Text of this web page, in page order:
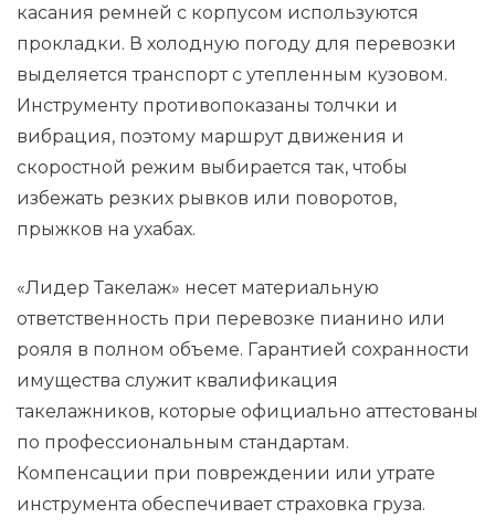
касания ремней с корпусом используются
прокладки. В холодную погоду для перевозки
выделяется транспорт с утепленным кузовом.
Инструменту противопоказаны толчки и
вибрация, поэтому маршрут движения и
скоростной режим выбирается так, чтобы
избежать резких рывков или поворотов,
прыжков на ухабах.
«Лидер Такелаж» несет материальную
ответственность при перевозке пианино или
рояля в полном объеме. Гарантией сохранности
имущества служит квалификация
такелажников, которые официально аттестованы
по профессиональным стандартам.
Компенсации при повреждении или утрате
инструмента обеспечивает страховка груза.